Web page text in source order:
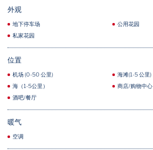
外观
地下停车场
公用花园
私家花园
位置
机场 (0-50 公里)
海滩(1-5 公里)
海（1-5公里）
商店/购物中心
酒吧/餐厅
暖气
空调